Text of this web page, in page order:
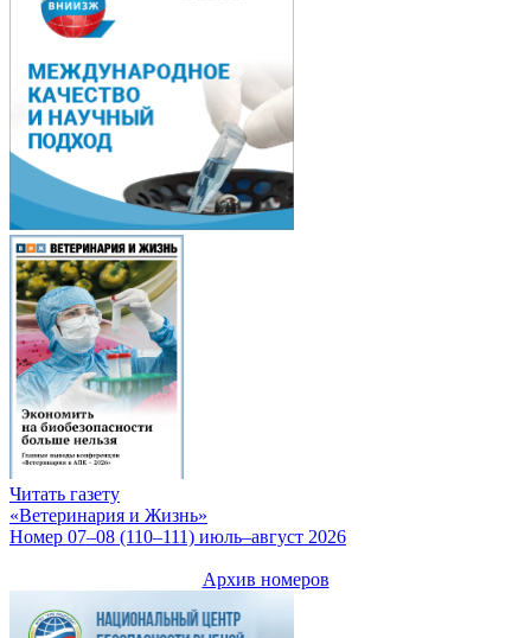
Читать газету
«Ветеринария и Жизнь»
Номер 07–08 (110–111) июль–август 2026
Архив номеров